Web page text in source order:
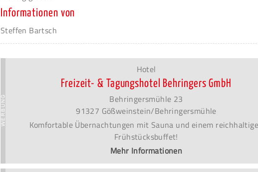
Informationen von
Steffen Bartsch
Hotel
Freizeit- & Tagungshotel Behringers GmbH
Behringersmühle 23
91327 Gößweinstein/Behringersmühle
Komfortable Übernachtungen mit Sauna und einem
Frühstücksbuffet!
Mehr Informationen